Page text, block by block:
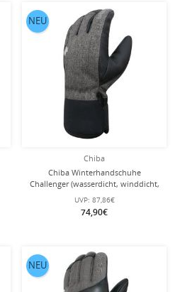
Chiba
Chiba Winterhandschuhe
Challenger (wasserdicht, winddicht,
atmungsaktiv) dunkelgrau - 1 Paar
UVP: 87,86€
74,90€
NEU
NEU